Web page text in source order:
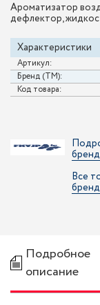
Ароматизатор
дефлектор,
Характеристики
Артикул:
Бренд (ТМ):
Код товара:
Все
Подробное
описание